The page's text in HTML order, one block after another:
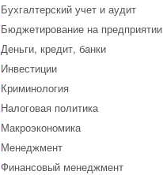
Бухгалтерский учет и аудит
Бюджетирование на предприятии
Деньги, кредит, банки
Инвестиции
Криминология
Налоговая политика
Макроэкономика
Менеджмент
Финансовый менеджмент